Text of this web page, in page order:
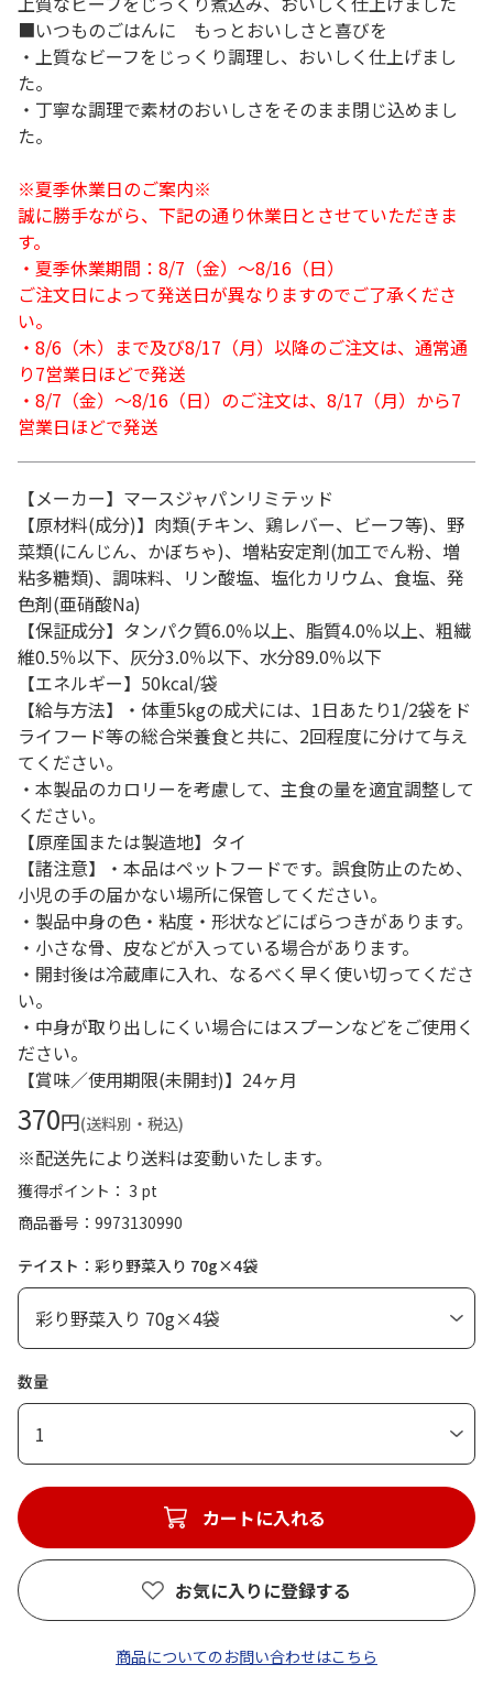
■いつものごはんに もっとおいしさと喜びを
・上質なビーフをじっくり調理し、おいしく仕上げまし
た。
・丁寧な調理で素材のおいしさをそのまま閉じ込めまし
た。
※夏季休業日のご案内※
誠に勝手ながら、下記の通り休業日とさせていただきま
す。
・夏季休業期間：8/7（金）～8/16（日）
ご注文日によって発送日が異なりますのでご了承くださ
い。
・8/6（木）まで及び8/17（月）以降のご注文は、通常通
り7営業日ほどで発送
・8/7（金）～8/16（日）のご注文は、8/17（月）から7
営業日ほどで発送
【メーカー】マースジャパンリミテッド
【原材料(成分)】肉類(チキン、鶏レバー、ビーフ等)、野
菜類(にんじん、かぼちゃ)、増粘安定剤(加工でん粉、増
粘多糖類)、調味料、リン酸塩、塩化カリウム、食塩、発
色剤(亜硝酸Na)
【保証成分】タンパク質6.0％以上、脂質4.0％以上、粗繊
維0.5％以下、灰分3.0％以下、水分89.0％以下
【エネルギー】50kcal/袋
【給与方法】・体重5kgの成犬には、1日あたり1/2袋をド
ライフード等の総合栄養食と共に、2回程度に分けて与え
てください。
・本製品のカロリーを考慮して、主食の量を適宜調整して
ください。
【原産国または製造地】タイ
【諸注意】・本品はペットフードです。誤食防止のため、
小児の手の届かない場所に保管してください。
・製品中身の色・粘度・形状などにばらつきがあります。
・小さな骨、皮などが入っている場合があります。
・開封後は冷蔵庫に入れ、なるべく早く使い切ってくださ
い。
・中身が取り出しにくい場合にはスプーンなどをご使用く
ださい。
【賞味／使用期限(未開封)】24ヶ月
370円(送料別・税込)
※配送先により送料は変動いたします。
獲得ポイント： 3 pt
商品番号
9973130990
テイスト：彩り野菜入り 70g×4袋
数量
1
カートに入れる
お気に入りに登録する
商品についてのお問い合わせはこちら